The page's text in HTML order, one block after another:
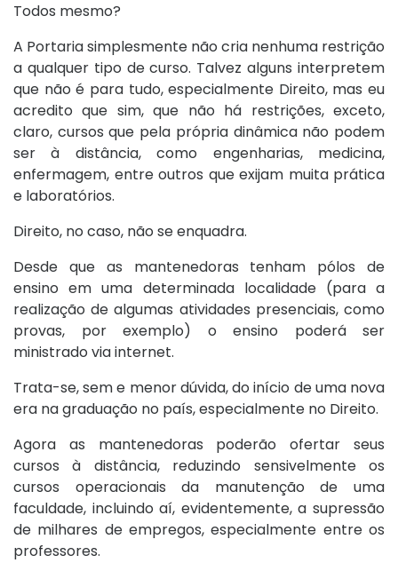
Todos mesmo?
A Portaria simplesmente não cria nenhuma restrição
a qualquer tipo de curso. Talvez alguns interpretem
que não é para tudo, especialmente Direito, mas eu
acredito que sim, que não há restrições, exceto,
claro, cursos que pela própria dinâmica não podem
ser à distância, como engenharias, medicina,
enfermagem, entre outros que exijam muita prática
e laboratórios.
Direito, no caso, não se enquadra.
Desde que as mantenedoras tenham pólos de
ensino em uma determinada localidade (para a
realização de algumas atividades presenciais, como
provas, por exemplo) o ensino poderá ser
ministrado via internet.
Trata-se, sem e menor dúvida, do início de uma nova
era na graduação no país, especialmente no Direito.
Agora as mantenedoras poderão ofertar seus
cursos à distância, reduzindo sensivelmente os
cursos operacionais da manutenção de uma
faculdade, incluindo aí, evidentemente, a supressão
de milhares de empregos, especialmente entre os
professores.